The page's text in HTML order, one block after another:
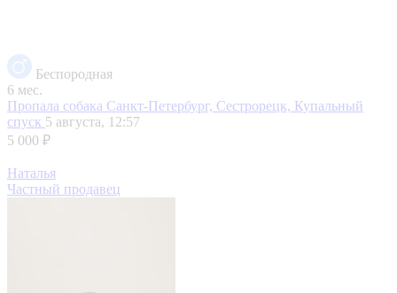
Беспородная
6 мес.
Пропала собака Санкт-Петербург, Сестрорецк, Купальный
спуск 5 августа, 12:57
5 000 ₽
Наталья
Частный продавец